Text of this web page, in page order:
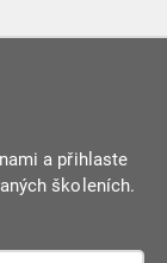
a přihlaste
školeních.